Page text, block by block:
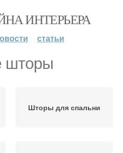
ИНТЕРЬЕРА
статьи
шторы
Шторы для спальни